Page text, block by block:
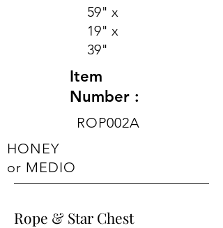
59" x
19" x
39"
Item
Number :
ROP002A
HONEY
or MEDIO
Rope & Star Chest